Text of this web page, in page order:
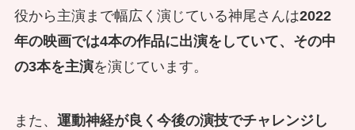
役から主演まで幅広く演じている神尾さんは2022
年の映画では4本の作品に出演をしていて、その中
の3本を主演を演じています。
また、 運動神経が良く今後の演技でチャレンジし